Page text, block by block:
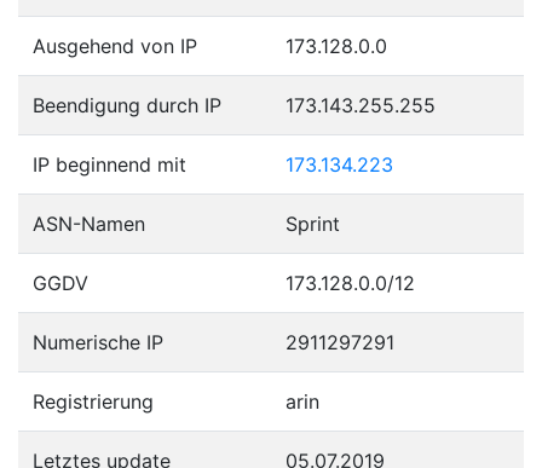
Ausgehend von IP 173.128.0.0
Beendigung durch IP 173.143.255.255
IP beginnend mit 173.134.223
ASN-Namen Sprint
GGDV 173.128.0.0/12
Numerische IP 2911297291
Registrierung arin
Letztes update 05.07.2019